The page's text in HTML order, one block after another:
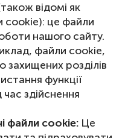
відомі як
cookie): це файли
нашого сайту.
файли cookie,
захищених розділів
функції
здійснення
файли cookie: Це